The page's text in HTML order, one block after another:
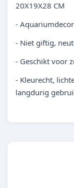
20X19X28 CM
-
- Niet giftig,
- Geschikt voor
- Kleurecht,
langdurig